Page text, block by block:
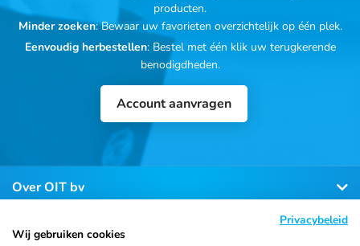
producten.
Minder zoeken: Bewaar uw favorieten overzichtelijk op één plek.
Eenvoudig herbestellen: Bestel met één klik uw terugkerende
benodigdheden.
Account aanvragen
Over OIT bv
Klantenservice
Privacybeleid
Wij gebruiken cookies